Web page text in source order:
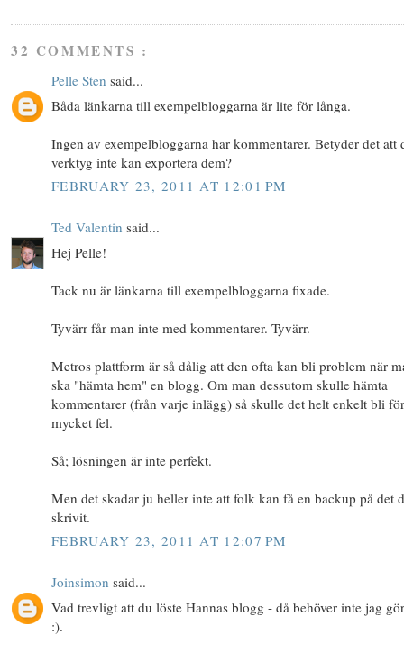
32 COMMENTS :
Pelle Sten said...
Båda länkarna till exempelbloggarna är lite för långa.
Ingen av exempelbloggarna har kommentarer. Betyder det att
verktyg inte kan exportera dem?
FEBRUARY 23, 2011 AT 12:01 PM
Ted Valentin said...
Hej Pelle!
Tack nu är länkarna till exempelbloggarna fixade.
Tyvärr får man inte med kommentarer. Tyvärr.
Metros plattform är så dålig att den ofta kan bli problem när
ska "hämta hem" en blogg. Om man dessutom skulle hämta
kommentarer (från varje inlägg) så skulle det helt enkelt bli för
mycket fel.
Så; lösningen är inte perfekt.
Men det skadar ju heller inte att folk kan få en backup på det
skrivit.
FEBRUARY 23, 2011 AT 12:07 PM
Joinsimon said...
Vad trevligt att du löste Hannas blogg - då behöver inte jag
:).